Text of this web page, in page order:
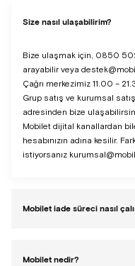
Size nasıl ulaşabilirim?
Bize ulaşmak için, 0850
arayabilir veya
Çağrı merkezimiz 11.00 –
Grup satış ve kurumsal
adresinden bize
Mobilet dijital kanallardan
hesabınızın adına kesilir.
istiyorsanız
Mobilet iade süreci nasıl
Mobilet nedir?